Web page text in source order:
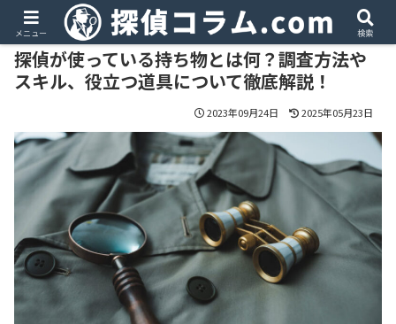
PR
探偵が使っている持ち物とは何？調査方法や
スキル、役立つ道具について徹底解説！
2023年09月24日 2025年05月23日
メニュー 検索